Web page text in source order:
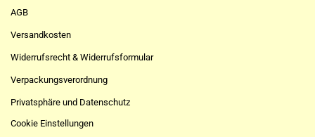
AGB
Versandkosten
Widerrufsrecht & Widerrufsformular
Verpackungsverordnung
Privatsphäre und Datenschutz
Cookie Einstellungen